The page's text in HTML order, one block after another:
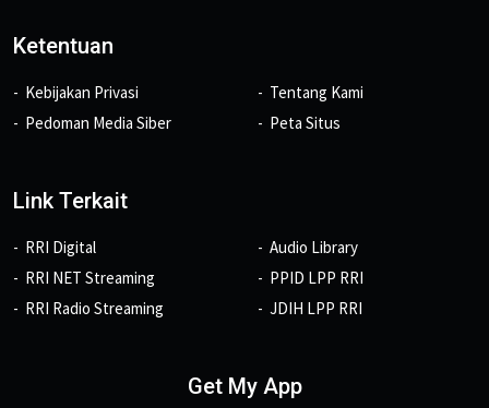
Ketentuan
Kebijakan Privasi
Pedoman Media Siber
Tentang Kami
Peta Situs
Link Terkait
RRI Digital
RRI NET Streaming
RRI Radio Streaming
Audio Library
PPID LPP RRI
JDIH LPP RRI
Get My App